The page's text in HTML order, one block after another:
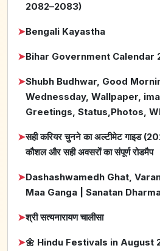
2082–2083)
➤Bengali Kayastha
➤Bihar Government Calendar
➤Shubh Budhwar, Good
Wednessday, Wallpaper,
Greetings, Status,Photos,
➤सही करियर चुनने का अल्टीमेट गाइड
कौशल और सही अवसरों का संपूर्ण रोडमैप
➤Dashashwamedh Ghat,
Maa Ganga | Sanatan
➤श्री सत्यनारायण चालीसा
➤🌼 Hindu Festivals in August